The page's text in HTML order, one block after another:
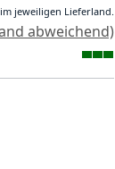
jeweiligen Lieferland.
abweichend)